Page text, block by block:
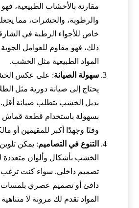
مقارنة بالأخشاب الطبيعية، فهو
والرطوبة، والحشرات، مما
خاص للأجواء الرطبة في
ذلك، فهو مقاوم للعوامل
المواد الطبيعية مثل الخشب.
سهولة الصيانة: على عكس
يحتاج إلى صيانة دورية مثل
بديل الخشب يتطلب صيانة
بسهولة باستخدام قطعة قماش
وقتًا وجهدًا أكبر للمقيمين أو
التنوع في التصاميم: يمكن
الخشب بأشكال وألوان متعددة
تصميم داخلي. سواء كنت
دافئ أو تصميم عصري بلمسات
المواد تقدم لك مرونة لا